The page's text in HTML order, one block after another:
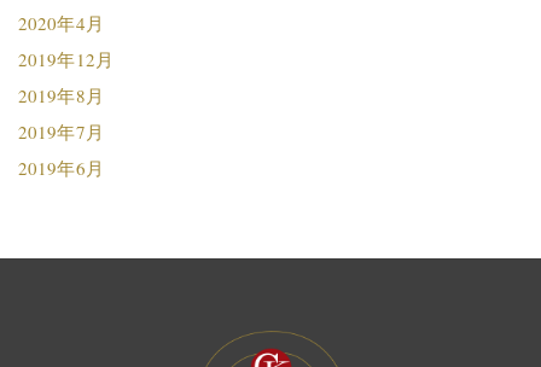
2020年4月
2019年12月
2019年8月
2019年7月
2019年6月